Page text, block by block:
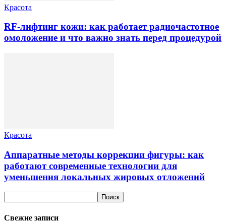
Красота
RF-лифтинг кожи: как работает радиочастотное
омоложение и что важно знать перед процедурой
Красота
Аппаратные методы коррекции фигуры: как
работают современные технологии для
уменьшения локальных жировых отложений
Свежие записи